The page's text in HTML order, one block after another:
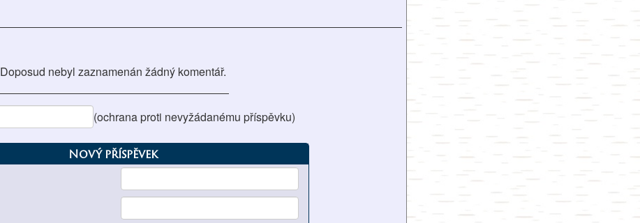
Doposud nebyl zaznamenán žádný komentář.
(ochrana proti nevyžádanému příspěvku)
Nový příspěvek